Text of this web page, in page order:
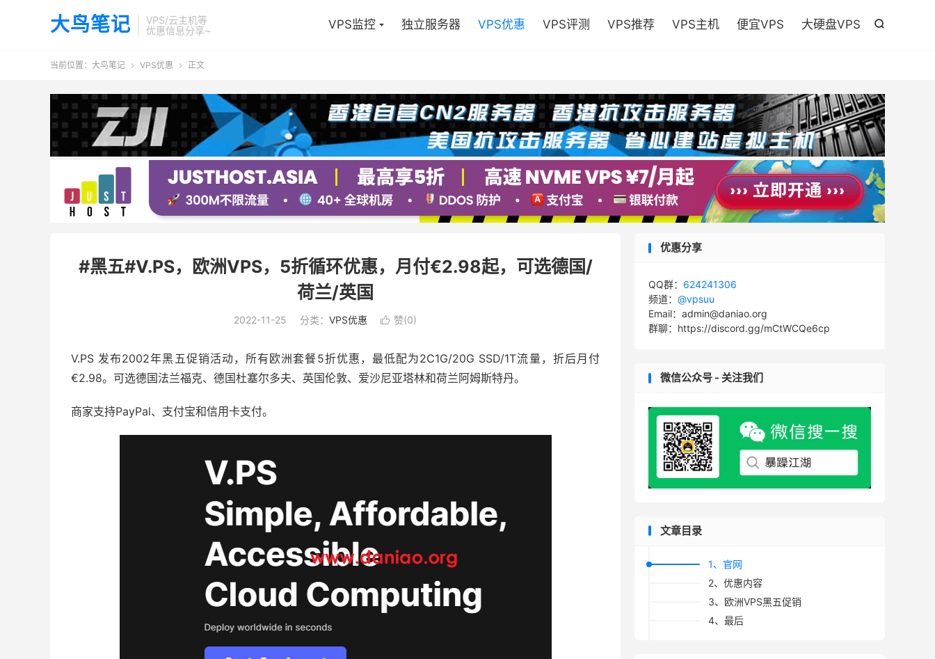
大鸟笔记
VPS/云主机等
优惠信息分享~

VPS监控 独立服务器 VPS优惠 VPS评测 VPS推荐 VPS主机 便宜VPS 大硬盘VPS
当前位置： 大鸟笔记  VPS优惠  正文
#黑五#V.PS，欧洲VPS，5折循环优惠，月付€2.98起，可选德国/
荷兰/英国
2022-11-25 分类： VPS优惠  赞(0)
V.PS 发布2002年黑五促销活动，所有欧洲套餐5折优惠，最低配为2C1G/20G SSD/1T流量，折后月付
€2.98。可选德国法兰福克、德国杜塞尔多夫、英国伦敦、爱沙尼亚塔林和荷兰阿姆斯特丹。
商家支持PayPal、支付宝和信用卡支付。
优惠分享
QQ群： 624241306
频道： @vpsuu
Email：admin@daniao.org
群聊：https://discord.gg/mCtWCQe6cp
微信公众号 - 关注我们
文章目录
1、官网
2、优惠内容
3、欧洲VPS黑五促销
4、最后